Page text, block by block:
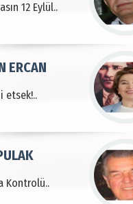
12 Eylül..
etsek!..
ERCAN
Kontrolü..